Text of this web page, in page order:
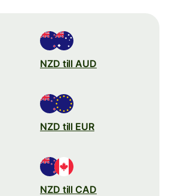
NZD till AUD
NZD till EUR
NZD till CAD